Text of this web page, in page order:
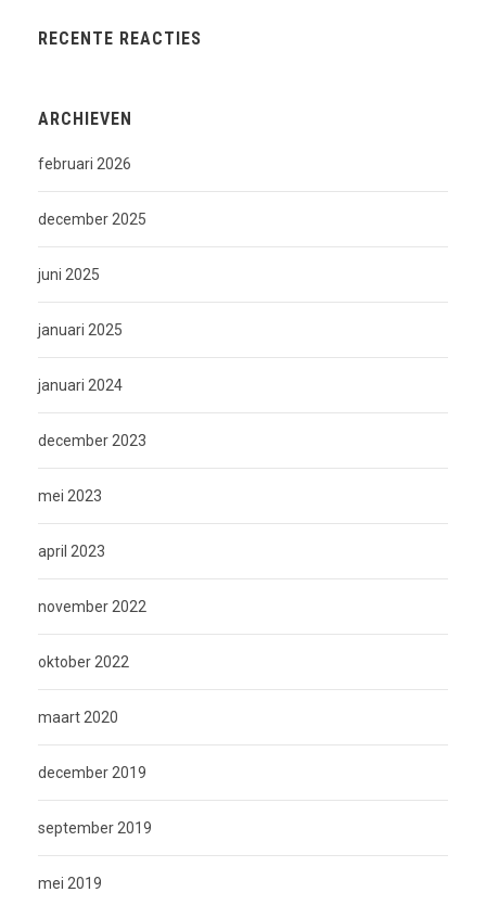
RECENTE REACTIES
ARCHIEVEN
februari 2026
december 2025
juni 2025
januari 2025
januari 2024
december 2023
mei 2023
april 2023
november 2022
oktober 2022
maart 2020
december 2019
september 2019
mei 2019